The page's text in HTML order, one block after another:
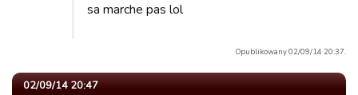
sa marche pas lol
Opublikowany 02/09/14 20:37.
02/09/14 20:47